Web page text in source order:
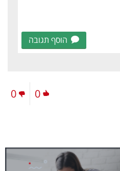
הוסף תגובה
0
0